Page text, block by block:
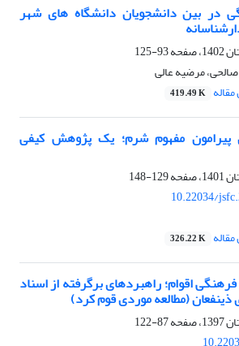
در بین دانشجویان دانشگاه های شهر
93-125
مرضیه عالی
419.49 K
پیرامون مفهوم شرم؛ یک پژوهش کیفی
129-148
10.22034/
326.22 K
اقوام؛ راهبردهای برگرفته از اسناد
ذینفعان (مطالعه موردی قوم کرد)
87-122